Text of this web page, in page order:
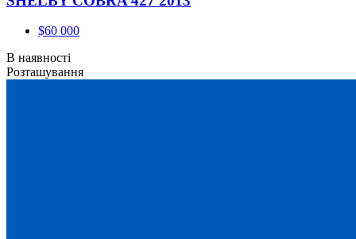
$60 000
В наявності
Розташування